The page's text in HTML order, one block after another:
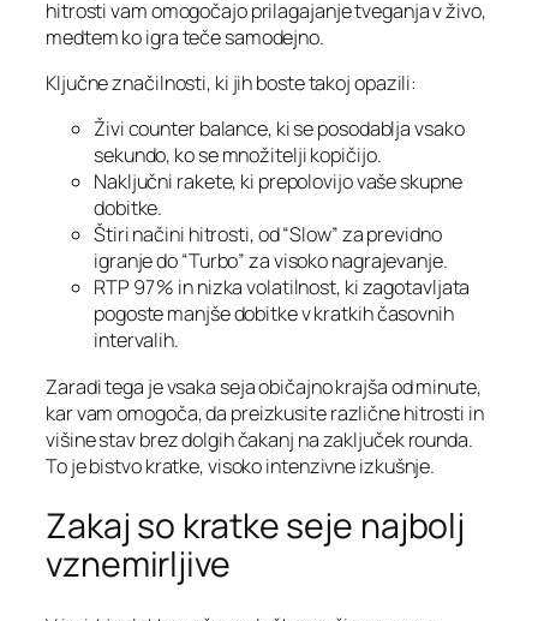
hitrosti vam omogočajo prilagajanje tveganja v živo,
medtem ko igra teče samodejno.
Ključne značilnosti, ki jih boste takoj opazili:
Živi counter balance, ki se posodablja vsako
sekundo, ko se množitelji kopičijo.
Naključni rakete, ki prepolovijo vaše skupne
dobitke.
Štiri načini hitrosti, od “Slow” za previdno
igranje do “Turbo” za visoko nagrajevanje.
RTP 97 % in nizka volatilnost, ki zagotavljata
pogoste manjše dobitke v kratkih časovnih
intervalih.
Zaradi tega je vsaka seja običajno krajša od minute,
kar vam omogoča, da preizkusite različne hitrosti in
višine stav brez dolgih čakanj na zaključek rounda.
To je bistvo kratke, visoko intenzivne izkušnje.
Zakaj so kratke seje najbolj
vznemirljive